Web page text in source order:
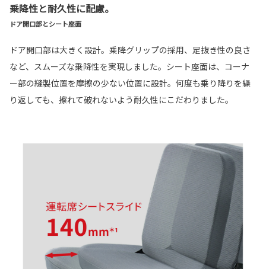
乗降性と耐久性に配慮。
ドア開口部とシート座面
ドア開口部は大きく設計。乗降グリップの採用、足抜き性の良さ
など、スムーズな乗降性を実現しました。シート座面は、コーナ
ー部の縫製位置を摩擦の少ない位置に設計。何度も乗り降りを繰
り返しても、擦れて破れないよう耐久性にこだわりました。